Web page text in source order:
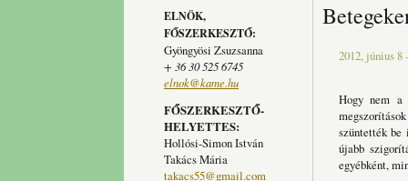
ELNÖK,
FŐSZERKESZTŐ:
Gyöngyösi Zsuzsanna
+ 36 30 525 6745
elnok@kame.hu
FŐSZERKESZTŐ-
HELYETTES:
Hollósi-Simon István
Takács Mária
takacs55@gmail.com
2012, június 8
Hogy nem
szüntették be
újabb
egyébként,